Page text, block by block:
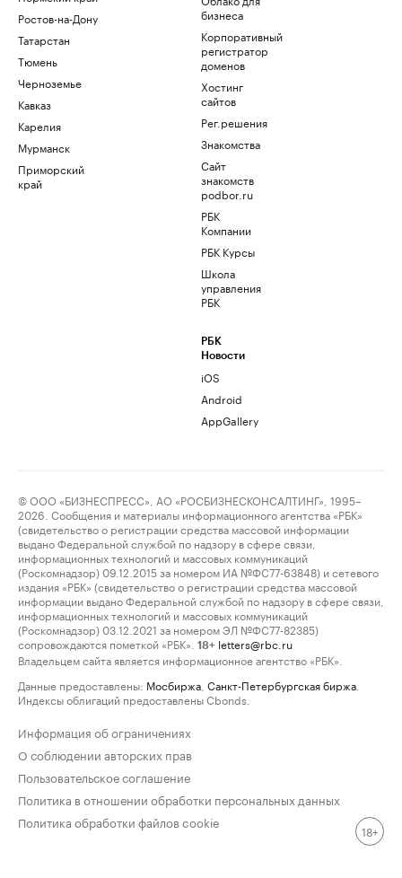
Ростов-на-Дону
Татарстан
Тюмень
Черноземье
Кавказ
Карелия
Мурманск
Приморский
край
бизнеса
Корпоративный
регистратор
доменов
Хостинг
сайтов
Рег.решения
Знакомства
Сайт
знакомств
podbor.ru
РБК
Компании
РБК Курсы
Школа
управления
РБК
РБК
Новости
iOS
Android
AppGallery
© ООО «БИЗНЕСПРЕСС», АО «РОСБИЗНЕСКОНСАЛТИНГ», 1995–
2026. Сообщения и материалы информационного агентства «РБК»
(свидетельство о регистрации средства массовой информации
выдано Федеральной службой по надзору в сфере связи,
информационных технологий и массовых коммуникаций
(Роскомнадзор) 09.12.2015 за номером ИА №ФС77-63848) и сетевого
издания «РБК» (свидетельство о регистрации средства массовой
информации выдано Федеральной службой по надзору в сфере связи,
информационных технологий и массовых коммуникаций
(Роскомнадзор) 03.12.2021 за номером ЭЛ №ФС77-82385)
сопровождаются пометкой «РБК».
18+ letters@rbc.ru
Владельцем сайта является информационное агентство «РБК».
Данные предоставлены: Мосбиржа Санкт-Петербургская биржа
Индексы облигаций предоставлены Cbonds.
Информация об ограничениях
О соблюдении авторских прав
Пользовательское соглашение
Политика в отношении обработки персональных данных
Политика обработки файлов cookie
18+